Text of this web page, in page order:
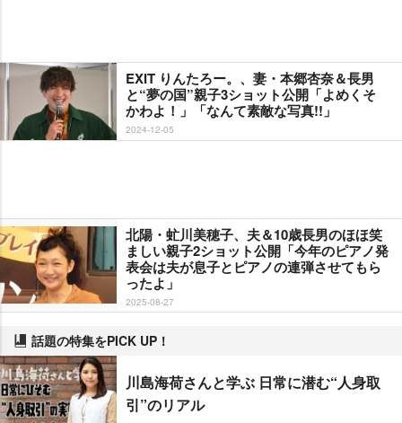
EXIT りんたろー。、妻・本郷杏奈＆長男
と“夢の国”親子3ショット公開「よめくそ
かわよ！」「なんて素敵な写真!!」
2024-12-05
北陽・虻川美穂子、夫＆10歳長男のほほ笑
ましい親子2ショット公開「今年のピアノ発
表会は夫が息子とピアノの連弾させてもら
ったよ」
2025-08-27
話題の特集をPICK UP！
川島海荷さんと学ぶ 日常に潜む“人身取
引”のリアル